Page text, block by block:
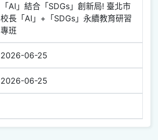
「AI」結合「SDGs」創新局! 臺北市
校長「AI」+「SDGs」永續教育研習
專班
2026-06-25
2026-06-25